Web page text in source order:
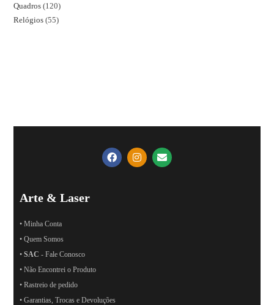
Quadros 120
Relógios 55
Arte & Laser
• Minha Conta
• Quem Somos
•SAC - Fale Conosco
• Não Encontrei o Produto
• Rastreio de pedido
• Garantias, Trocas e Devoluções